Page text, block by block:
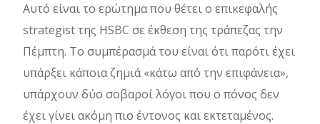
Αυτό είναι το ερώτημα που θέτει ο επικεφαλής
strategist της HSBC σε έκθεση της τράπεζας την
Πέμπτη. Το συμπέρασμά του είναι ότι παρότι έχει
υπάρξει κάποια ζημιά «κάτω από την επιφάνεια»,
υπάρχουν δύο σοβαροί λόγοι που ο πόνος δεν
έχει γίνει ακόμη πιο έντονος και εκτεταμένος.